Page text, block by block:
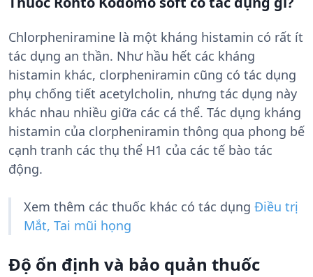
Chlorpheniramine là một kháng histamin có rất ít
tác dụng an thần. Như hầu hết các kháng
histamin khác, clorpheniramin cũng có tác dụng
phụ chống tiết acetylcholin, nhưng tác dụng này
khác nhau nhiều giữa các cá thể. Tác dụng kháng
histamin của clorpheniramin thông qua phong bế
cạnh tranh các thụ thể H1 của các tế bào tác
động.
Xem thêm các thuốc khác có tác dụng Điều trị
Mắt, Tai mũi họng
Độ ổn định và bảo quản thuốc